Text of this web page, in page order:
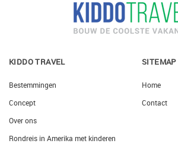
KIDDO TRAVEL
Bestemmingen
Concept
Over ons
Rondreis in Amerika met kinderen
SITEMAP
Home
Contact